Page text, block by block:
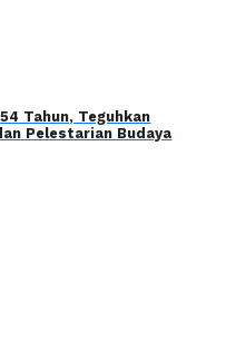
Tahun, Teguhkan
Pelestarian Budaya